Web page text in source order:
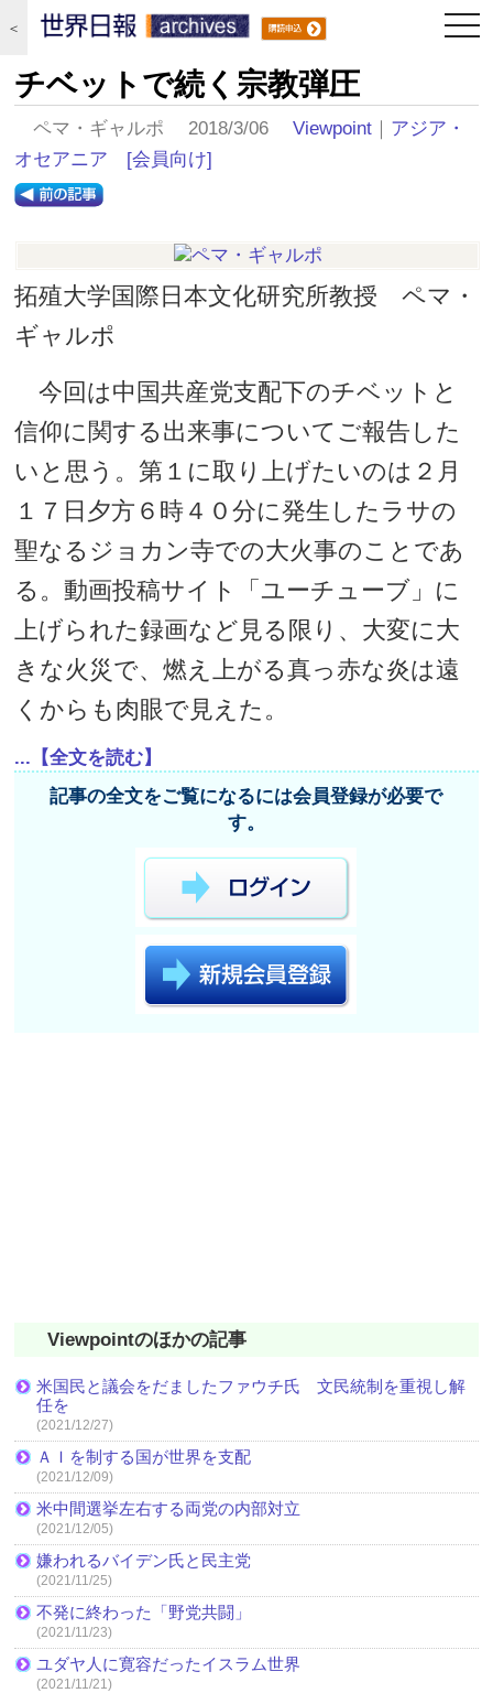
＜
チベットで続く宗教弾圧
ペマ・ギャルポ 2018/3/06Viewpoint ｜ アジア・
オセアニア
[会員向け]
拓殖大学国際日本文化研究所教授 ペマ・
ギャルポ
今回は中国共産党支配下のチベットと
信仰に関する出来事についてご報告した
いと思う。第１に取り上げたいのは２月
１７日夕方６時４０分に発生したラサの
聖なるジョカン寺での大火事のことであ
る。動画投稿サイト「ユーチューブ」に
上げられた録画など見る限り、大変に大
きな火災で、燃え上がる真っ赤な炎は遠
くからも肉眼で見えた。
...【全文を読む】
記事の全文をご覧になるには会員登録が必要で
す。
Viewpointのほかの記事
米国民と議会をだましたファウチ氏 文民統制を重視し解
任を
(2021/12/27)
ＡＩを制する国が世界を支配
(2021/12/09)
米中間選挙左右する両党の内部対立
(2021/12/05)
嫌われるバイデン氏と民主党
(2021/11/25)
不発に終わった「野党共闘」
(2021/11/23)
ユダヤ人に寛容だったイスラム世界
(2021/11/21)